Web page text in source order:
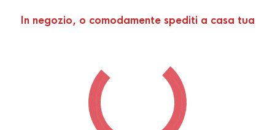
In negozio, o comodamente spediti a casa tua